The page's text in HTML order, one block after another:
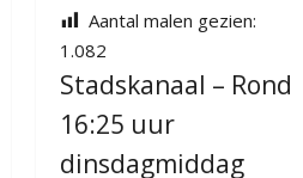
Aantal malen gezien:
1.082
Stadskanaal – Rond
16:25 uur
dinsdagmiddag